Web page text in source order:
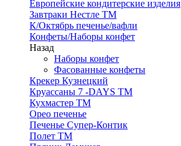
Европейские кондитерские изделия
Завтраки Нестле ТМ
К/Октябрь печенье/вафли
Конфеты/Наборы конфет
Назад
Наборы конфет
Фасованные конфеты
Крекер Кузнецкий
Круассаны 7 -DAYS ТМ
Кухмастер ТМ
Орео печенье
Печенье Супер-Контик
Полет ТМ